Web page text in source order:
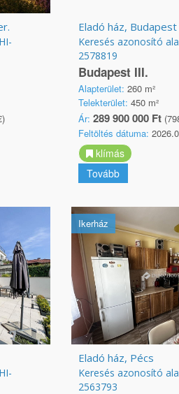
Eladó ház, Budapest
Keresés azonosító
2578819
Budapest III.
Alapterület: 260 m²
Telekterület: 450 m²
Ár: 289 900 000 Ft
Feltöltés dátuma:
klímás
Tovább
Ikerház
Eladó ház, Pécs
Keresés azonosító
2563793